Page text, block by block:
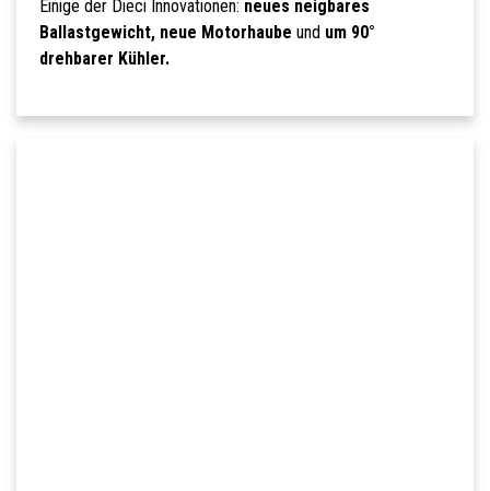
Einige der Dieci Innovationen: neues neigbares
Ballastgewicht, neue Motorhaube und um 90°
drehbarer Kühler.